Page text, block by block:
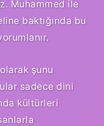
Muhammed ile
baktığında bu
şunu
sadece dini
kültürleri